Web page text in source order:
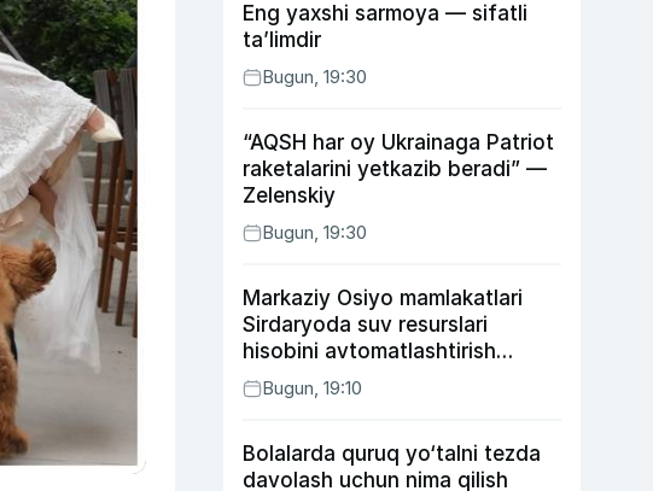
Eng yaxshi sarmoya — sifatli
ta’limdir
Bugun, 19:30
“AQSH har oy Ukrainaga Patriot
raketalarini yetkazib beradi” —
Zelenskiy
Bugun, 19:30
Markaziy Osiyo mamlakatlari
Sirdaryoda suv resurslari
hisobini avtomatlashtirish
rejasini ishlab chiqishni
ma’qulladi
Bugun, 19:10
Bolalarda quruq yo‘talni tezda
davolash uchun nima qilish